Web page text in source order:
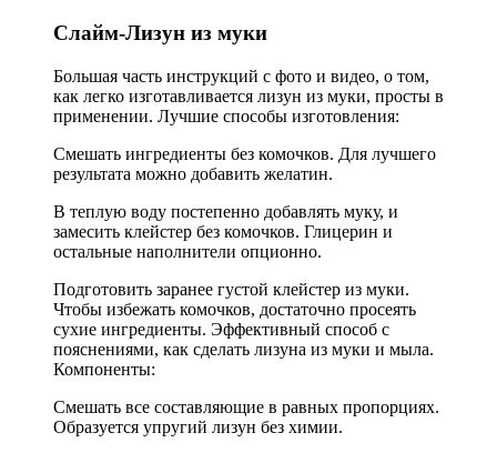
Слайм-Лизун из муки
Большая часть инструкций с фото и видео, о том,
как легко изготавливается лизун из муки, просты в
применении. Лучшие способы изготовления:
Смешать ингредиенты без комочков. Для лучшего
результата можно добавить желатин.
В теплую воду постепенно добавлять муку, и
замесить клейстер без комочков. Глицерин и
остальные наполнители опционно.
Подготовить заранее густой клейстер из муки.
Чтобы избежать комочков, достаточно просеять
сухие ингредиенты. Эффективный способ с
пояснениями, как сделать лизуна из муки и мыла.
Компоненты:
Смешать все составляющие в равных пропорциях.
Образуется упругий лизун без химии.